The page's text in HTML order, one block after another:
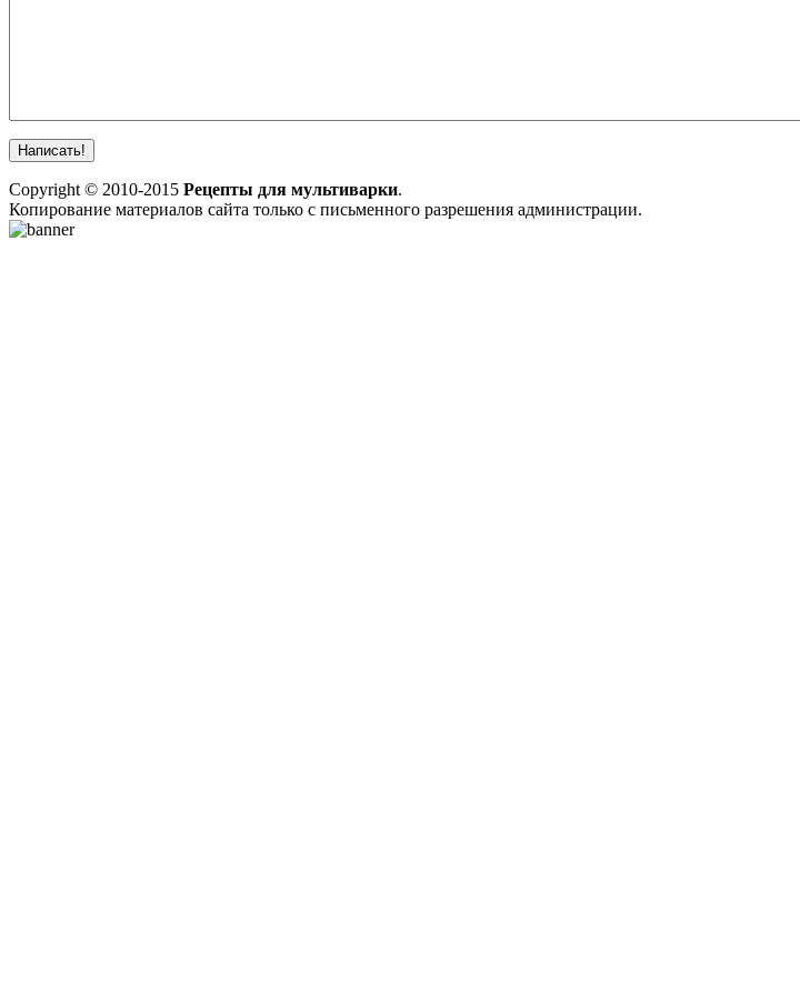
Copyright © 2010-2015 Рецепты для мультиварки.
Копирование материалов сайта только с письменного разрешения администрации.